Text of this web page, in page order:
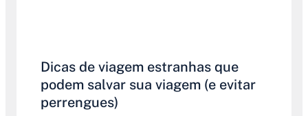
Dicas de viagem estranhas que
podem salvar sua viagem (e evitar
perrengues)